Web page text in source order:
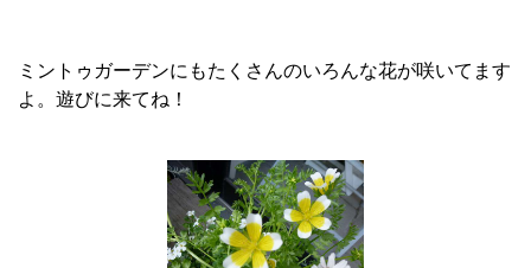
ミントゥガーデンにもたくさんのいろんな花が咲いてます
よ。遊びに来てね！